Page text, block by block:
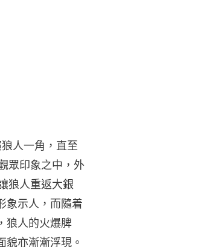
人一角，直至
眾印象之中，外
狼人重返大銀
象示人，而隨着
狼人的火爆脾
貌亦漸漸浮現。